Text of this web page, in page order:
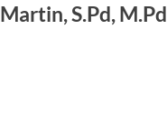
Martin, S.Pd, M.Pd